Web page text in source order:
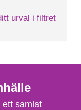
urval i filtret
ett samlat